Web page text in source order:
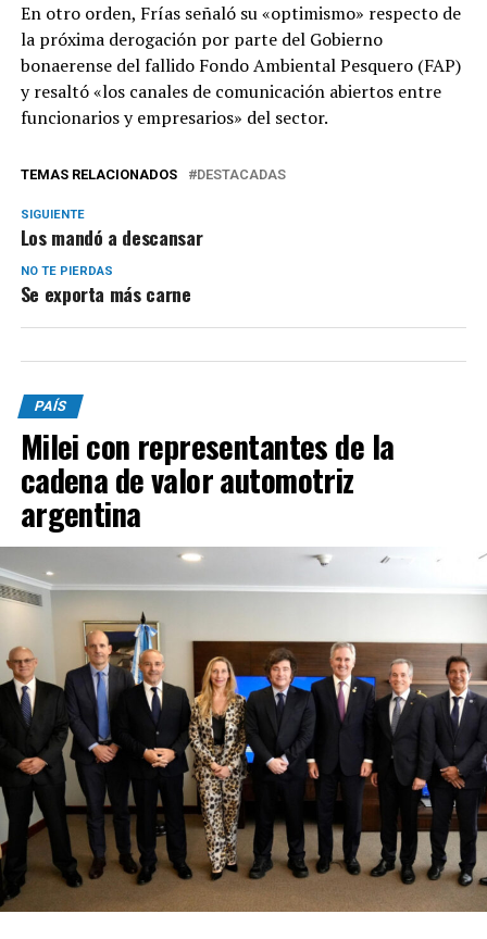
En otro orden, Frías señaló su «optimismo» respecto de
la próxima derogación por parte del Gobierno
bonaerense del fallido Fondo Ambiental Pesquero (FAP)
y resaltó «los canales de comunicación abiertos entre
funcionarios y empresarios» del sector.
TEMAS RELACIONADOS DESTACADAS
SIGUIENTE
Los mandó a descansar
NO TE PIERDAS
Se exporta más carne
PAÍS
Milei con representantes de la
cadena de valor automotriz
argentina